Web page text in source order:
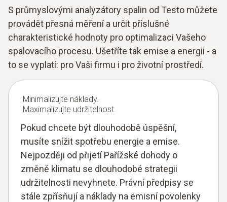
S průmyslovými analyzátory spalin od Testo můžete
provádět přesná měření a určit příslušné
charakteristické hodnoty pro optimalizaci Vašeho
spalovacího procesu. Ušetříte tak emise a energii - a
to se vyplatí: pro Vaši firmu i pro životní prostředí.
Minimalizujte náklady.
Maximalizujte udržitelnost.
Pokud chcete být dlouhodobě úspěšní,
musíte snížit spotřebu energie a emise.
Nejpozději od přijetí Pařížské dohody o
změně klimatu se dlouhodobé strategii
udržitelnosti nevyhnete. Právní předpisy se
stále zpřísňují a náklady na emisní povolenky